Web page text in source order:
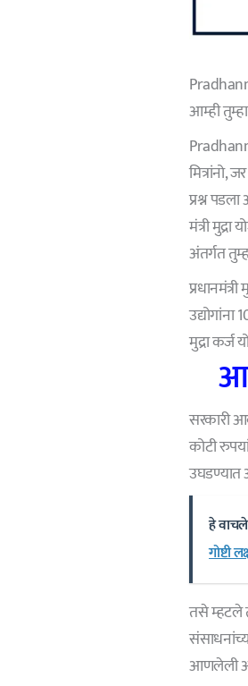
आम्ही
प्रश्न
मंत्री
अंतर्गत
मुद्रा कर्ज
सरकारी
कोटी
हे
गोष्टी
तसे म्हटले
आणलेली